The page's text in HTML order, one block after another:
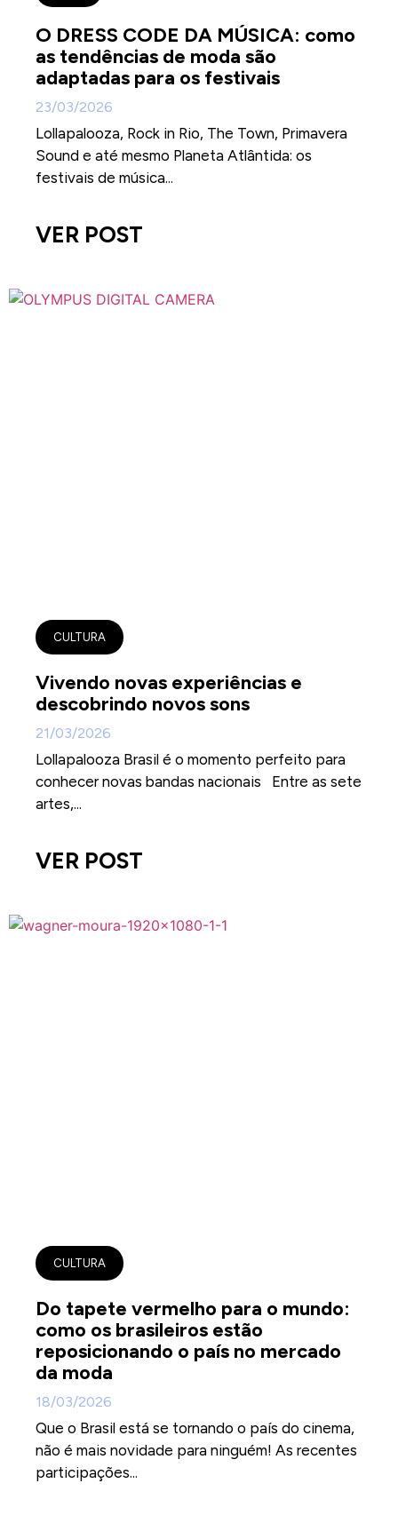
O DRESS CODE DA MÚSICA: como
as tendências de moda são
adaptadas para os festivais
23/03/2026
Lollapalooza, Rock in Rio, The Town, Primavera
Sound e até mesmo Planeta Atlântida: os
festivais de música...
VER POST
CULTURA
Vivendo novas experiências e
descobrindo novos sons
21/03/2026
Lollapalooza Brasil é o momento perfeito para
conhecer novas bandas nacionais Entre as sete
artes,...
VER POST
CULTURA
Do tapete vermelho para o mundo:
como os brasileiros estão
reposicionando o país no mercado
da moda
18/03/2026
Que o Brasil está se tornando o país do cinema,
não é mais novidade para ninguém! As recentes
participações...